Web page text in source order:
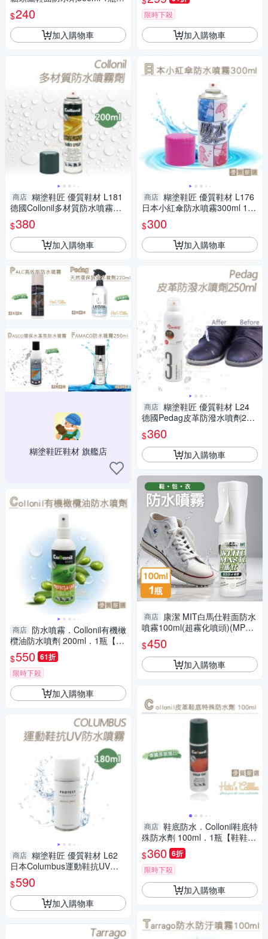
麂皮防水噴霧 皮革防水噴霧 防
水防汙噴霧劑
$240
加入購物車
商店 糊塗鞋匠 優質鞋材 L181
德國Collonil多材質防水噴霧劑2
00ml 1瓶 萬用防水噴霧 防水防
汙噴霧
$380
加入購物車
糊塗鞋匠鞋材 旗艦店
商店 防水噴霧．Collonil有機橄
欖油防水噴劑 200ml．1瓶【鞋
鞋俱樂部】【906-L234】
$550 61折
限時下殺
加入購物車
商店 糊塗鞋匠 優質鞋材 L62
日本Columbus運動鞋抗UV防
水噴霧180ml 1罐 運動鞋防水
噴霧 皮鞋 麂皮防水噴霧
$590
加入購物車
限時下殺
加入購物車
商店 糊塗鞋匠 優質鞋材 L176
日本小紅傘防水噴霧300ml 1瓶
布質 紙質 皮質 防水防汙噴霧
防水噴劑
$300
加入購物車
商店 糊塗鞋匠 優質鞋材 L24
德國Pedag皮革防潑水噴劑250
ml 1瓶 防潑水氣霧噴劑 防水噴
霧 防水防汙噴霧
$360
加入購物車
商店 康潔 MIT白馬仕鞋面防水
噴霧100ml(超霧化噴頭)(MP03
97)
$450
加入購物車
商店 鞋底防水．Collonil鞋底特
殊防水劑 100ml．1瓶【鞋鞋俱
樂部】【906-L190】
$360 6折
限時下殺
加入購物車